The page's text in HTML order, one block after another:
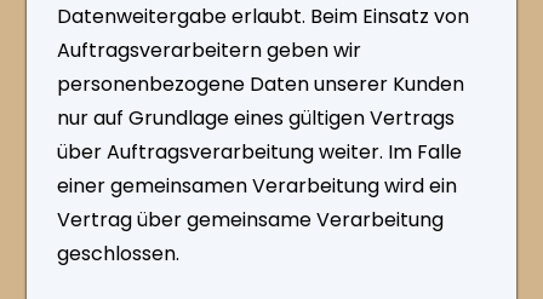
Datenweitergabe erlaubt. Beim Einsatz von
Auftragsverarbeitern geben wir
personenbezogene Daten unserer Kunden
nur auf Grundlage eines gültigen Vertrags
über Auftragsverarbeitung weiter. Im Falle
einer gemeinsamen Verarbeitung wird ein
Vertrag über gemeinsame Verarbeitung
geschlossen.